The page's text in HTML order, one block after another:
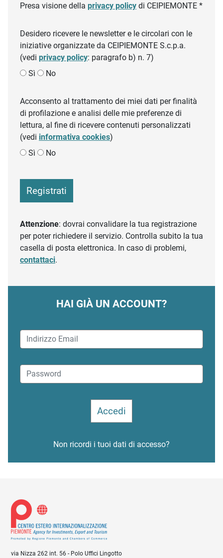
Presa visione della privacy policy di CEIPIEMONTE *
Desidero ricevere le newsletter e le circolari con le
iniziative organizzate da CEIPIEMONTE S.c.p.a.
(vedi privacy policy: paragrafo b) n. 7)
Sì
No
Acconsento al trattamento dei miei dati per finalità
di profilazione e analisi delle mie preferenze di
lettura, al fine di ricevere contenuti personalizzati
(vedi informativa cookies)
Sì
No
Registrati
Attenzione: dovrai convalidare la tua registrazione
per poter richiedere il servizio. Controlla subito la tua
casella di posta elettronica. In caso di problemi,
contattaci.
HAI GIÀ UN ACCOUNT?
Non ricordi i tuoi dati di accesso?
via Nizza 262 int. 56 - Polo Uffici Lingotto